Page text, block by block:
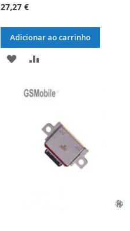
27,27 €
Adicionar ao carrinho
ADICIONAR
LISTA
DESEJOS
ADICIONAR
COMPARAÇÃO